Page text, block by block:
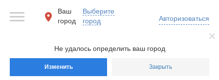
Не удалось определить ваш город
Изменить Закрыть
Ваш
город
Выберите
город
Авторизоваться